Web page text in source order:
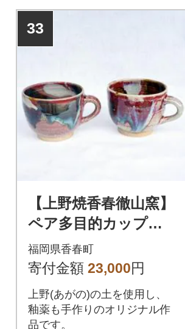
33
【上野焼香春徹山窯】
ペア多目的カップセ
ット
福岡県香春町
寄付金額 23,000円
上野(あがの)の土を使用し、
釉薬も手作りのオリジナル作
品です。